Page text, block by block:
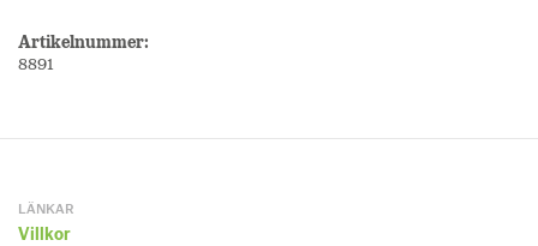
Artikelnummer:
8891
LÄNKAR
Villkor